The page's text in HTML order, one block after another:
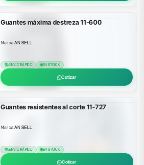
Guantes máxima destreza 11-600
Marca:ANSELL
ENVÍO RÁPIDO EN STOCK
Cotizar
Guantes resistentes al corte 11-727
Marca:ANSELL
ENVÍO RÁPIDO EN STOCK
Cotizar